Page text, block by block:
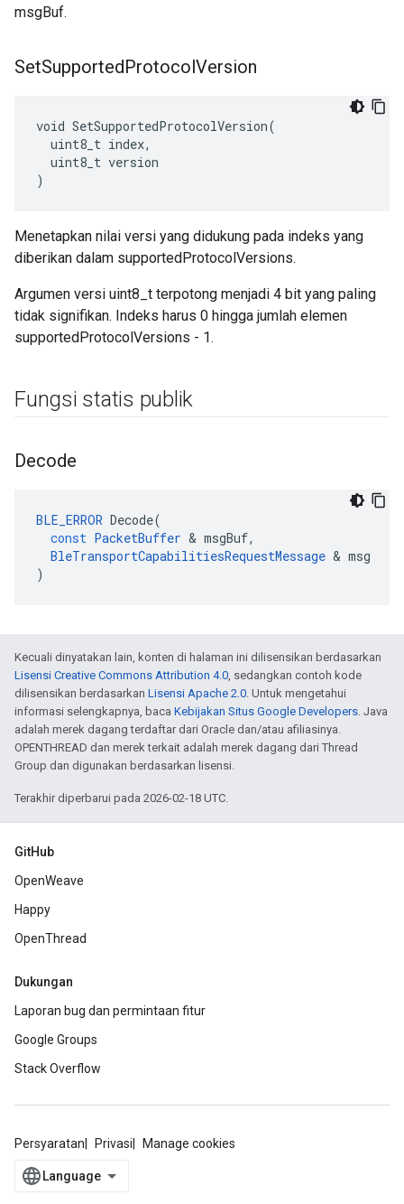
msgBuf.
SetSupportedProtocolVersion
void SetSupportedProtocolVersion(
  uint8_t index,
  uint8_t version
)
Menetapkan nilai versi yang didukung pada indeks yang
diberikan dalam supportedProtocolVersions.
Argumen versi uint8_t terpotong menjadi 4 bit yang paling
tidak signifikan. Indeks harus 0 hingga jumlah elemen
supportedProtocolVersions - 1.
Fungsi statis publik
Decode
BLE_ERROR Decode(
const PacketBuffer & msgBuf,
BleTransportCapabilitiesRequestMessage & msg
)
Kecuali dinyatakan lain, konten di halaman ini dilisensikan berdasarkan
Lisensi Creative Commons Attribution 4.0, sedangkan contoh kode
dilisensikan berdasarkan Lisensi Apache 2.0. Untuk mengetahui
informasi selengkapnya, baca Kebijakan Situs Google Developers. Java
adalah merek dagang terdaftar dari Oracle dan/atau afiliasinya.
OPENTHREAD dan merek terkait adalah merek dagang dari Thread
Group dan digunakan berdasarkan lisensi.
Terakhir diperbarui pada 2026-02-18 UTC.
GitHub
OpenWeave
Happy
OpenThread
Dukungan
Laporan bug dan permintaan fitur
Google Groups
Stack Overflow
Persyaratan Privasi Manage cookies